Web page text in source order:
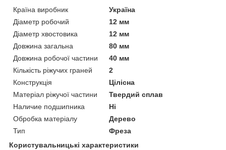
Країна виробник
Україна
Діаметр робочий
12 мм
Діаметр хвостовика
12 мм
Довжина загальна
80 мм
Довжина робочої частини
40 мм
Кількість ріжучих граней
2
Конструкція
Цілісна
Матеріал ріжучої частини
Твердий сплав
Наличие подшипника
Ні
Обробка матеріалу
Дерево
Тип
Фреза
Користувальницькі характеристики